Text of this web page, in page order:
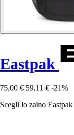
Eastpak
75,00 € 59,11 € -21%
Scegli lo zaino